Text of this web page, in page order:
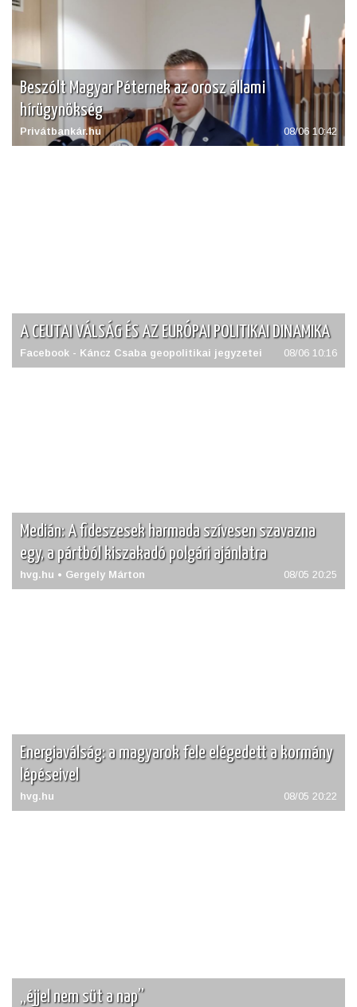
Beszólt Magyar Péternek az orosz állami
hírügynökség
Privátbankár.hu 08/06 10:42
A CEUTAI VÁLSÁG ÉS AZ EURÓPAI POLITIKAI DINAMIKA
Facebook - Káncz Csaba geopolitikai jegyzetei 08/06 10:16
Medián: A fideszesek harmada szívesen szavazna
egy, a pártból kiszakadó polgári ajánlatra
hvg.hu • Gergely Márton 08/05 20:25
Energiaválság: a magyarok fele elégedett a kormány
lépéseivel
hvg.hu 08/05 20:22
„éjjel nem süt a nap”